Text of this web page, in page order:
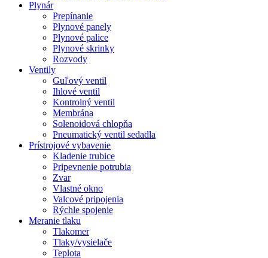
Plynár
Prepínanie
Plynové panely
Plynové palice
Plynové skrinky
Rozvody
Ventily
Guľový ventil
Ihlové ventil
Kontrolný ventil
Membrána
Solenoidová chlopňa
Pneumatický ventil sedadla
Prístrojové vybavenie
Kladenie trubice
Pripevnenie potrubia
Zvar
Vlastné okno
Valcové pripojenia
Rýchle spojenie
Meranie tlaku
Tlakomer
Tlaky/vysielače
Teplota